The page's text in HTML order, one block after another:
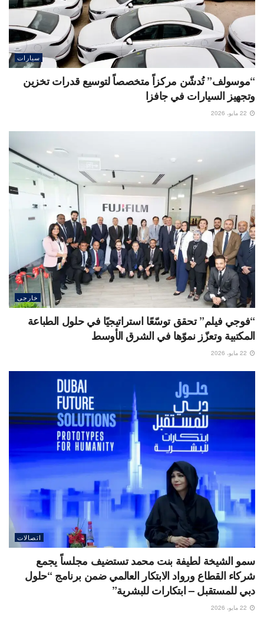
سيارات
“موسولف” تُدشّن مركزاً متخصصاً لتوسيع قدرات تخزين
وتجهيز السيارات في جافزا
خارجى
“فوجي فيلم” تحقق توسّعًا استراتيجيًا في حلول الطباعة
المكتبية وتعزّز نموّها في الشرق الأوسط
اتصالات
سمو الشيخة لطيفة بنت محمد تستضيف مجلساً يجمع
شركاء القطاع ورواد الابتكار العالمي ضمن برنامج “حلول
دبي للمستقبل – ابتكارات للبشرية”